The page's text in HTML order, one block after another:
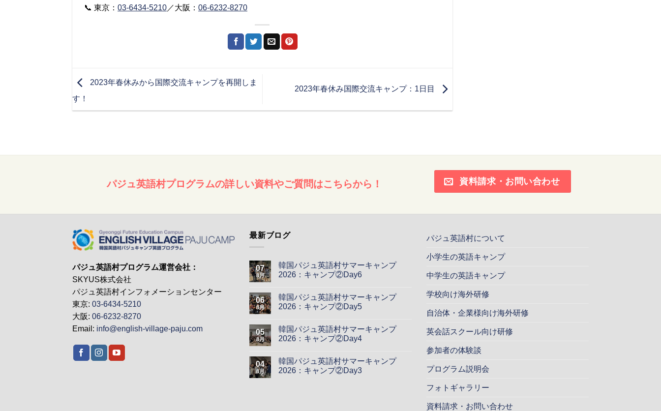
📞 東京： 03-6434-5210／大阪： 06-6232-8270
2023年春休みから国際交流キャンプを再開しま
す！
2023年春休み国際交流キャンプ：1日目
パジュ英語村プログラムの詳しい資料やご質問はこちらから！ 資料請求・お問い合わせ
パジュ英語村プログラム運営会社：
SKYUS株式会社
パジュ英語村インフォメーションセンター
東京: 03-6434-5210
大阪: 06-6232-8270
Email: info@english-village-paju.com
最新ブログ
07
8月
韓国パジュ英語村サマーキャンプ
2026：キャンプ②Day6
06
8月
韓国パジュ英語村サマーキャンプ
2026：キャンプ②Day5
05
8月
韓国パジュ英語村サマーキャンプ
2026：キャンプ②Day4
04
8月
韓国パジュ英語村サマーキャンプ
2026：キャンプ②Day3
パジュ英語村について
小学生の英語キャンプ
中学生の英語キャンプ
学校向け海外研修
自治体・企業様向け海外研修
英会話スクール向け研修
参加者の体験談
プログラム説明会
フォトギャラリー
資料請求・お問い合わせ